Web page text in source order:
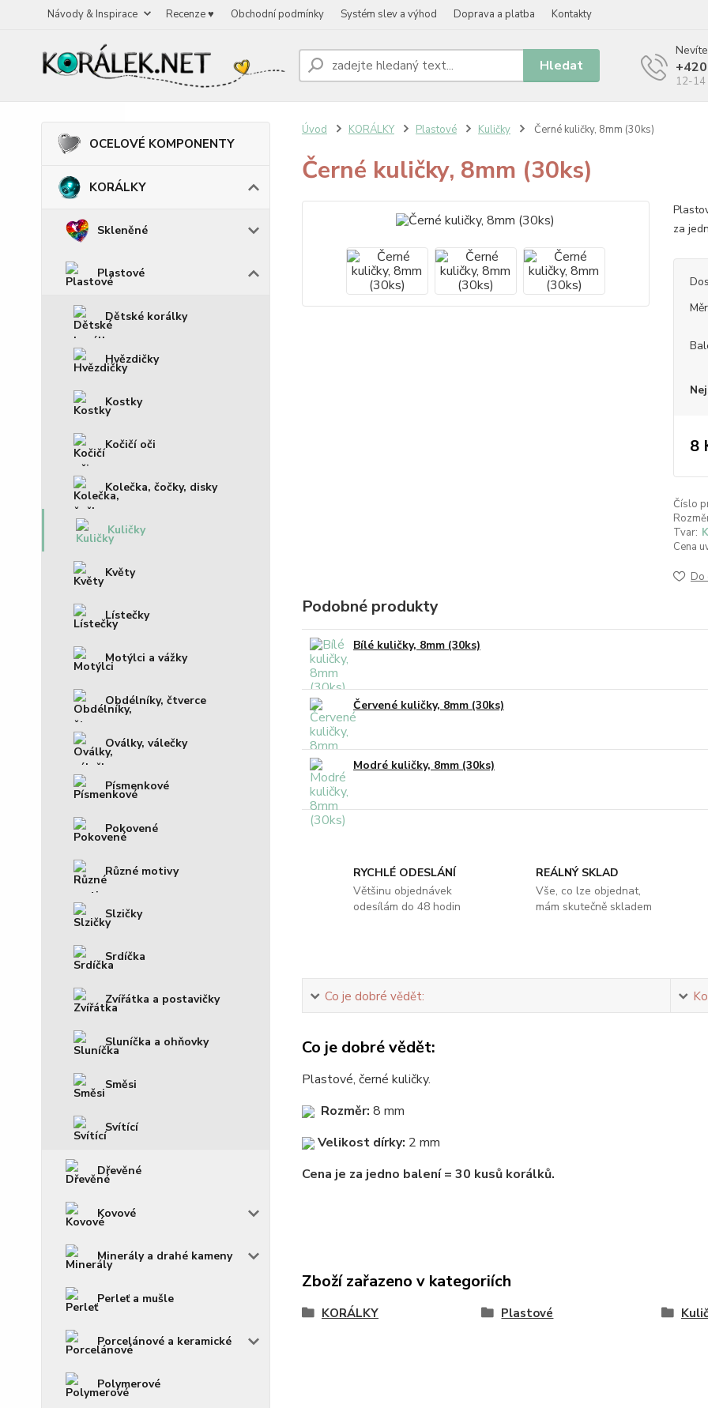
Návody & Inspirace Recenze ♥ Obchodní podmínky Systém slev a výhod Doprava a platba Kontakty
Hledat
12-14
OCELOVÉ KOMPONENTY
KORÁLKY
Skleněné
Plastové
Dětské korálky
Hvězdičky
Kostky
Kočičí oči
Kolečka, čočky, disky
Kuličky
Květy
Lístečky
Motýlci a vážky
Obdélníky, čtverce
Oválky, válečky
Písmenkové
Pokovené
Různé motivy
Slzičky
Srdíčka
Zvířátka a postavičky
Sluníčka a ohňovky
Směsi
Svítící
Dřevěné
Kovové
Minerály a drahé kameny
Perleť a mušle
Porcelánové a keramické
Polymerové
Úvod KORÁLKY Plastové Kuličky Černé kuličky, 8mm (30ks)
Černé kuličky, 8mm (30ks)
za
8
Číslo
Tvar:
Cena
Do
Podobné produkty
Bílé kuličky, 8mm (30ks)
Červené kuličky, 8mm (30ks)
Modré kuličky, 8mm (30ks)
RYCHLÉ ODESLÁNÍ
Většinu objednávek
odesílám do 48 hodin
REÁLNÝ SKLAD
Vše, co lze objednat,
mám skutečně skladem
Co je dobré vědět:
Co je dobré vědět:
Plastové, černé kuličky.
Rozměr: 8 mm
Velikost dírky: 2 mm
Cena je za jedno balení = 30 kusů korálků.
Zboží zařazeno v kategoriích
KORÁLKY Plastové